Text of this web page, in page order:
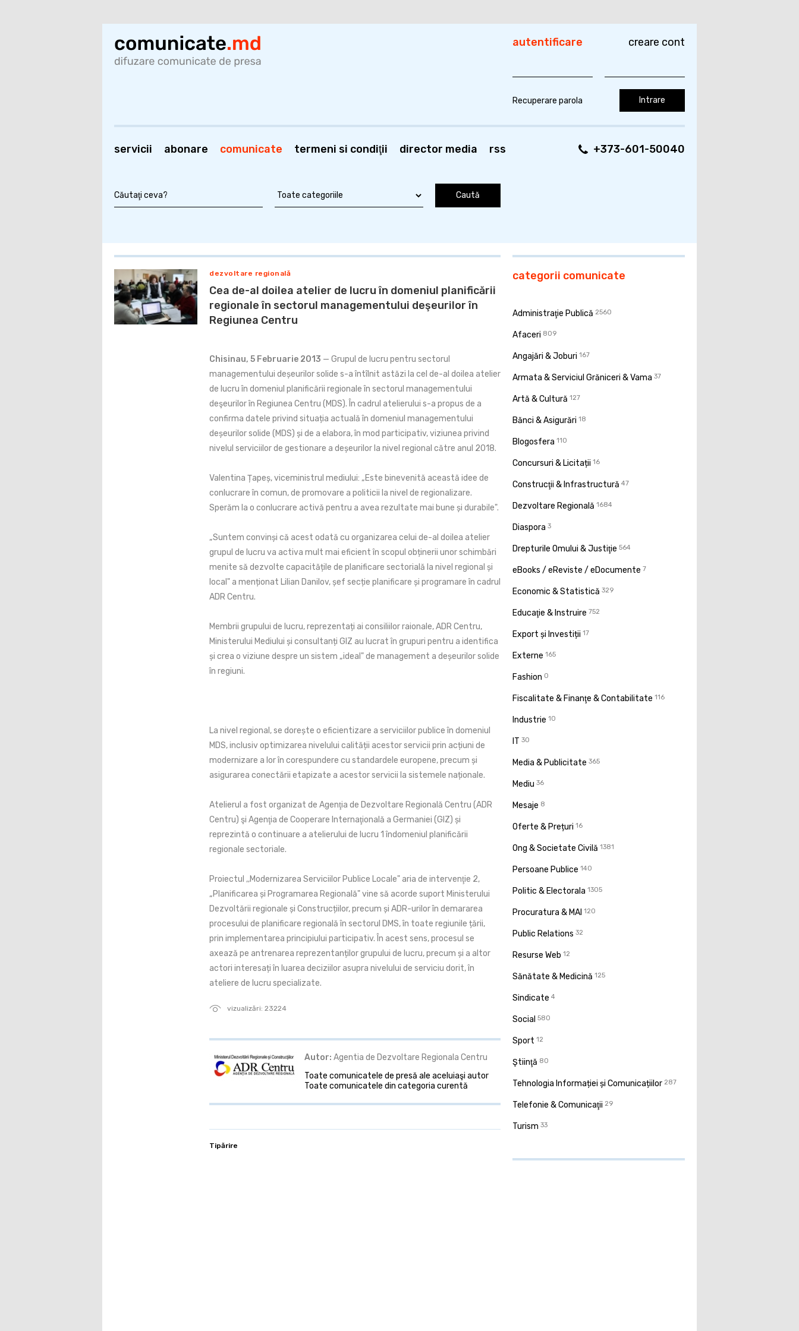
servicii abonare comunicate termeni si condiţii director media rss +373-601-50040
autentificare creare cont
Recuperare parola
vizualizări: 23224
dezvoltare regională
Cea de-al doilea atelier de lucru în domeniul planificării
regionale în sectorul managementului deşeurilor în
Regiunea Centru
Chisinau, 5 Februarie 2013 — Grupul de lucru pentru sectorul
managementului deșeurilor solide s-a întîlnit astăzi la cel de-al doilea atelier
de lucru în domeniul planificării regionale în sectorul managementului
deşeurilor în Regiunea Centru (MDS). În cadrul atelierului s-a propus de a
confirma datele privind situația actuală în domeniul managementului
deșeurilor solide (MDS) și de a elabora, în mod participativ, viziunea privind
nivelul serviciilor de gestionare a deșeurilor la nivel regional către anul 2018.
Valentina Țapeș, viceministrul mediului: „Este binevenită această idee de
conlucrare în comun, de promovare a politicii la nivel de regionalizare.
Sperăm la o conlucrare activă pentru a avea rezultate mai bune și durabile".
„Suntem convinși că acest odată cu organizarea celui de-al doilea atelier
grupul de lucru va activa mult mai eficient în scopul obținerii unor schimbări
menite să dezvolte capacitățile de planificare sectorială la nivel regional și
local" a menționat Lilian Danilov, șef secție planificare și programare în cadrul
ADR Centru.
Membrii grupului de lucru, reprezentați ai consiliilor raionale, ADR Centru,
Ministerului Mediului și consultanți GIZ au lucrat în grupuri pentru a identifica
și crea o viziune despre un sistem „ideal" de management a deșeurilor solide
în regiuni.
La nivel regional, se dorește o eficientizare a serviciilor publice în domeniul
MDS, inclusiv optimizarea nivelului calității acestor servicii prin acțiuni de
modernizare a lor în corespundere cu standardele europene, precum și
asigurarea conectării etapizate a acestor servicii la sistemele naționale.
Atelierul a fost organizat de Agenţia de Dezvoltare Regională Centru (ADR
Centru) şi Agenţia de Cooperare Internaţională a Germaniei (GIZ) și
reprezintă o continuare a atelierului de lucru 1 îndomeniul planificării
regionale sectoriale.
Proiectul ,,Modernizarea Serviciilor Publice Locale" aria de intervenţie 2,
„Planificarea și Programarea Regională" vine să acorde suport Ministerului
Dezvoltării regionale și Construcțiilor, precum și ADR-urilor în demararea
procesului de planificare regională în sectorul DMS, în toate regiunile țării,
prin implementarea principiului participativ. În acest sens, procesul se
axează pe antrenarea reprezentanților grupului de lucru, precum și a altor
actori interesați în luarea deciziilor asupra nivelului de serviciu dorit, în
ateliere de lucru specializate.
Autor: Agentia de Dezvoltare Regionala Centru
Toate comunicatele de presă ale aceluiaşi autor
Toate comunicatele din categoria curentă
Tipărire
categorii comunicate
Administraţie Publică 2560
Afaceri 809
Angajări & Joburi 167
Armata & Serviciul Grăniceri & Vama 37
Artă & Cultură 127
Bănci & Asigurări 18
Blogosfera 110
Concursuri & Licitații 16
Construcţii & Infrastructură 47
Dezvoltare Regională 1684
Diaspora 3
Drepturile Omului & Justiţie 564
eBooks / eReviste / eDocumente 7
Economic & Statistică 329
Educaţie & Instruire 752
Export și Investiții 17
Externe 165
Fashion 0
Fiscalitate & Finanţe & Contabilitate 116
Industrie 10
IT 30
Media & Publicitate 365
Mediu 36
Mesaje 8
Oferte & Prețuri 16
Ong & Societate Civilă 1381
Persoane Publice 140
Politic & Electorala 1305
Procuratura & MAI 120
Public Relations 32
Resurse Web 12
Sănătate & Medicină 125
Sindicate 4
Social 580
Sport 12
Ştiinţă 80
Tehnologia Informației și Comunicațiilor 287
Telefonie & Comunicaţii 29
Turism 33